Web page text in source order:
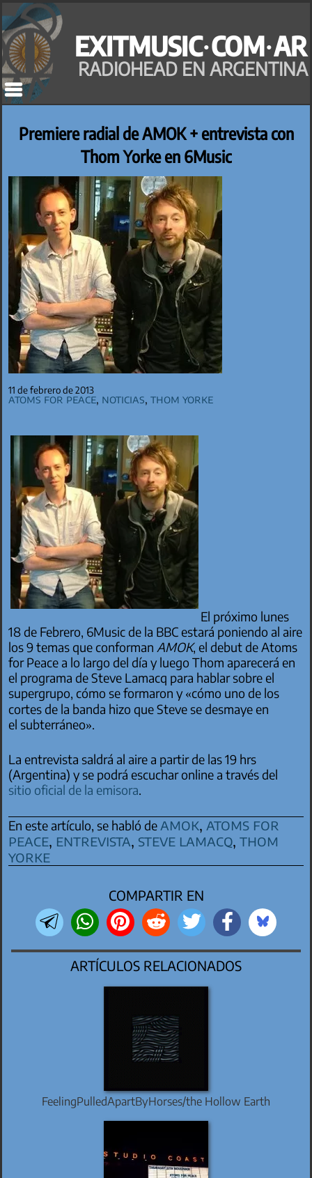
Saltar
al
contenido
EXITMUSIC·COM·AR
RADIOHEAD EN ARGENTINA
Premiere radial de AMOK + entrevista con
Thom Yorke en 6Music
11 de febrero de 2013
Atoms for Peace, Noticias,Thom Yorke
El próximo lunes
18 de Febrero, 6Music de la BBC estará poniendo al aire
los 9 temas que conforman AMOK, el debut de Atoms
for Peace a lo largo del día y luego Thom aparecerá en
el programa de Steve Lamacq para hablar sobre el
supergrupo, cómo se formaron y «cómo uno de los
cortes de la banda hizo que Steve se desmaye en
el subterráneo».
La entrevista saldrá al aire a partir de las 19 hrs
(Argentina) y se podrá escuchar online a través del
sitio oficial de la emisora.
En este artículo, se habló de amok, atoms for
peace, entrevista, steve lamacq,thom
yorke
COMPARTIR EN
ARTÍCULOS RELACIONADOS
FeelingPulledApartByHorses/the Hollow Earth